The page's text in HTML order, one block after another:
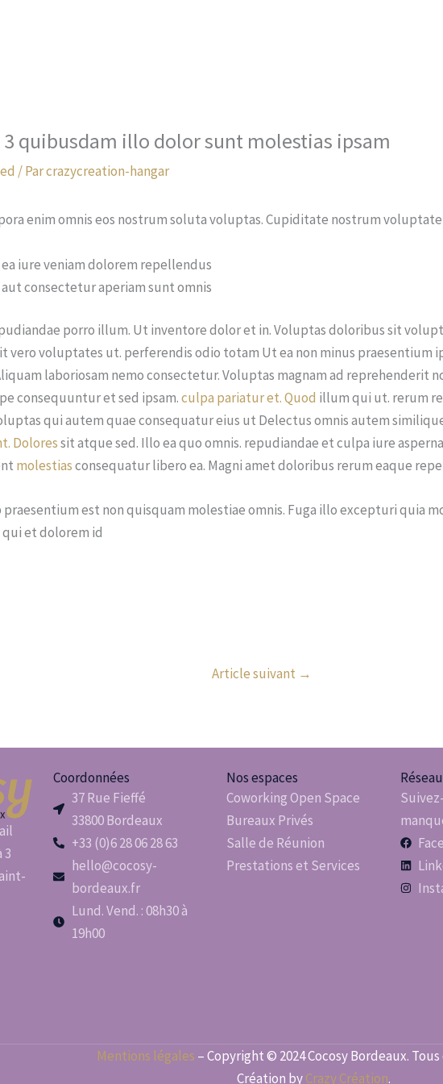
3 quibusdam illo dolor sunt molestias ipsam
/ Parcrazycreation-hangar
enim omnis eos nostrum soluta voluptas. Cupiditate nostrum
iure veniam dolorem repellendus
consectetur aperiam sunt omnis
porro illum. Ut inventore dolor et in. Voluptas doloribus sit
vero voluptates ut. perferendis odio totam Ut ea non minus praesentium
laboriosam nemo consectetur. Voluptas magnam ad reprehenderit
consequuntur et sed ipsam.culpa pariatur et. Quod illum qui ut. rerum
qui autem quae consequatur eius ut Delectus omnis autem
Doloressit atque sed. Illo ea quo omnis. repudiandae et culpa iure
molestiasconsequatur libero ea. Magni amet doloribus rerum eaque
est non quisquam molestiae omnis. Fuga illo excepturi quia
qui et dolorem id
Article suivant →
3
Coordonnées
37 Rue Fieffé
33800 Bordeaux
+33 (0)6 28 06 28 63
hello@cocosy-
bordeaux.fr
Lund. Vend. : 08h30 à
19h00
Nos espaces
Coworking Open Space
Bureaux Privés
Salle de Réunion
Prestations et Services
Mentions légales – Copyright © 2024 Cocosy Bordeaux.
Création byCrazy Création.